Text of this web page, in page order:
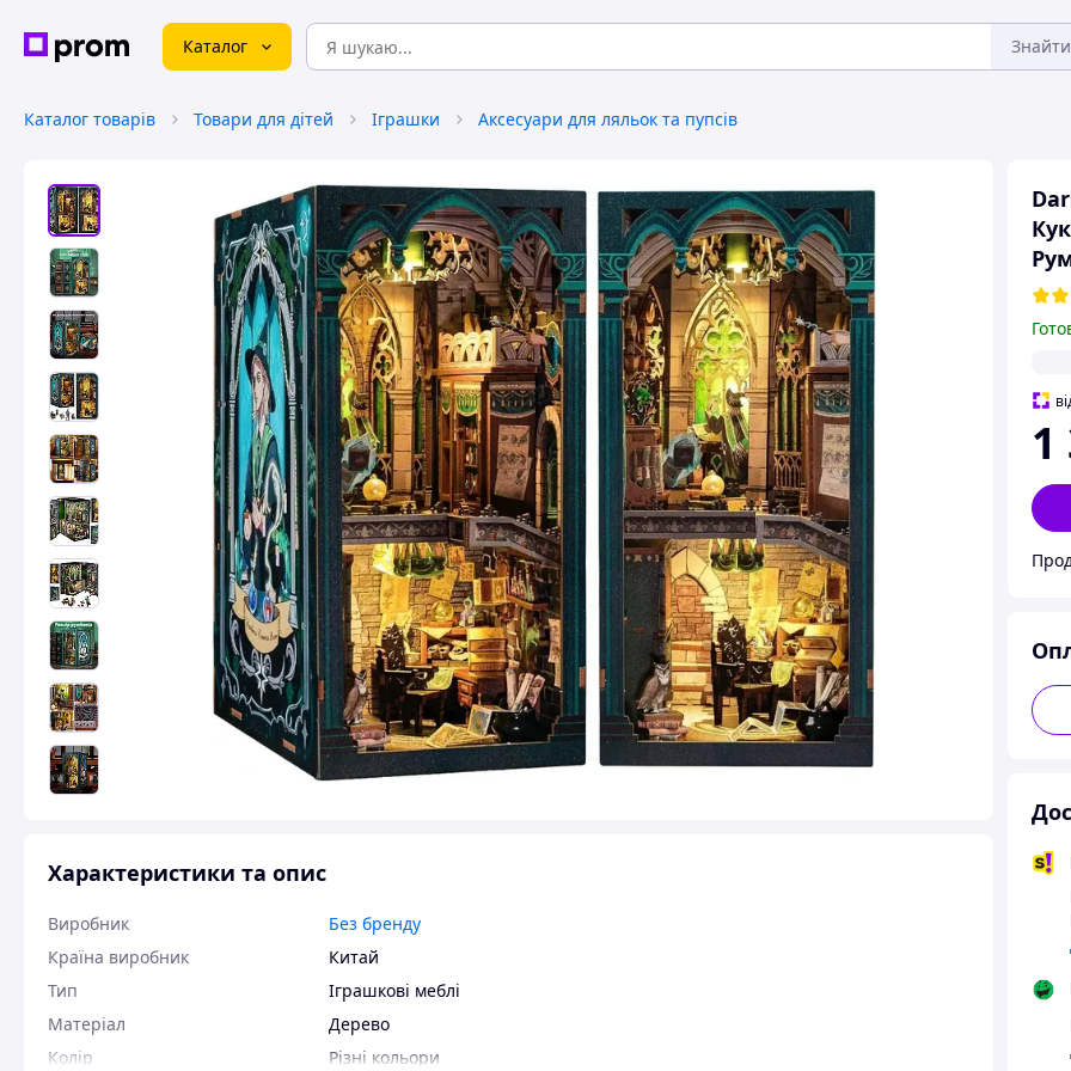
Каталог Знайти
Каталог товарів Товари для дітей Іграшки Аксесуари для ляльок та пупсів
1
Характеристики та опис
Виробник
Без бренду
Країна виробник
Китай
Тип
Іграшкові меблі
Матеріал
Дерево
Колір
Різні кольори